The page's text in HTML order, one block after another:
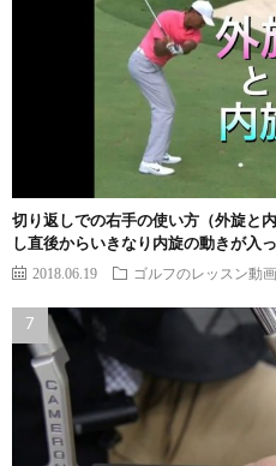
切り返しでの右手の使い方（外旋と
し直後からいきなり内旋の動きが入
2018.06.19 ゴルフのレッスン動画